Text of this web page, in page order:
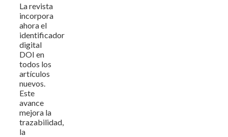
La revista
incorpora
ahora el
identificador
digital
DOI en
todos los
artículos
nuevos.
Este
avance
mejora la
trazabilidad,
la